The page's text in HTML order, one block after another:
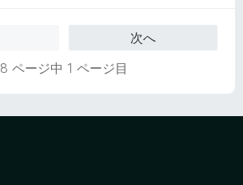
次へ
8 ページ中 1 ページ目